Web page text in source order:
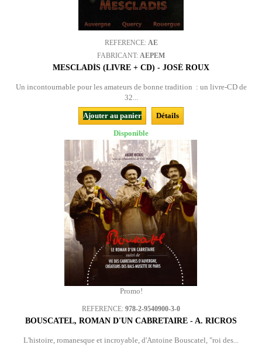
REFERENCE: AE
FABRICANT: AEPEM
MESCLADÍS (LIVRE + CD) - JOSÉ ROUX
Un incontournable pour les amateurs de bonne tradition : un livre-CD de
32...
Ajouter au panier
Détails
Disponible
Promo!
REFERENCE: 978-2-9540900-3-0
BOUSCATEL, ROMAN D'UN CABRETAIRE - A. RICROS
L'histoire, romanesque et incroyable, d'Antoine Bouscatel, "roi des...